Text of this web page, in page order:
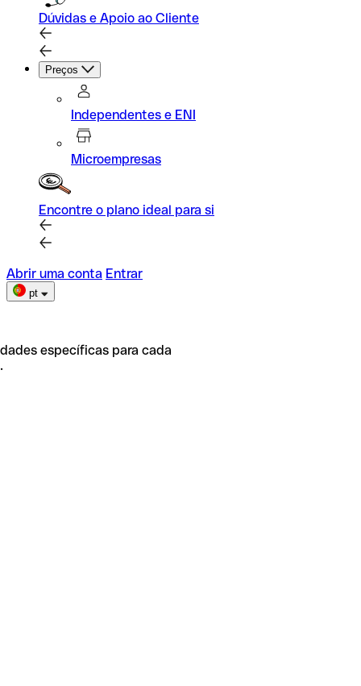
Dúvidas e Apoio ao Cliente
Preços
Independentes e ENI
Microempresas
Encontre o plano ideal para si
Abrir uma conta Entrar
pt
específicas para cada